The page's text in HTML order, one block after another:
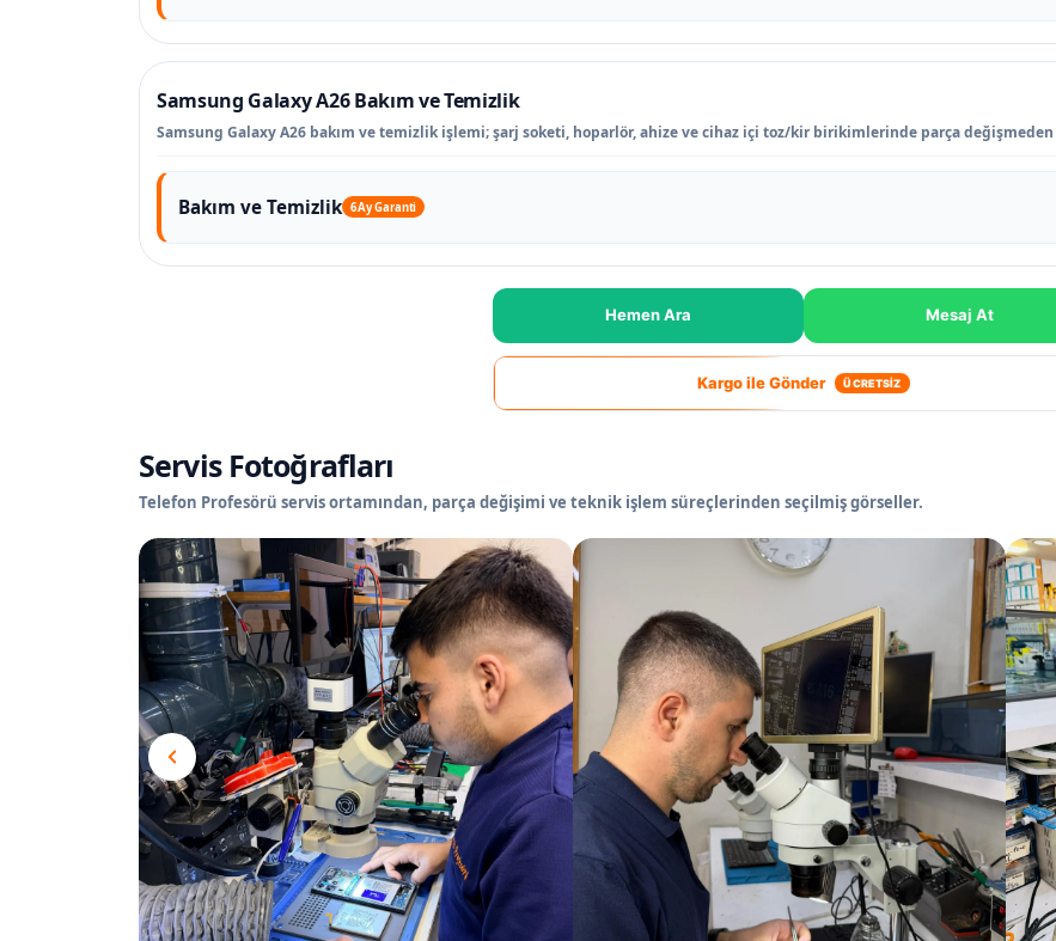
Samsung Galaxy A26 Bakım ve Temizlik
Samsung Galaxy A26 bakım ve temizlik işlemi; şarj soketi, hoparlör, ahize ve cihaz içi toz/kir birikimlerinde parça
Bakım ve Temizlik 6 Ay Garanti
Hemen Ara Mesaj At
Kargo ile Gönder ÜCRETSİZ
Servis Fotoğrafları
Telefon Profesörü servis ortamından, parça değişimi ve teknik işlem süreçlerinden seçilmiş görseller.